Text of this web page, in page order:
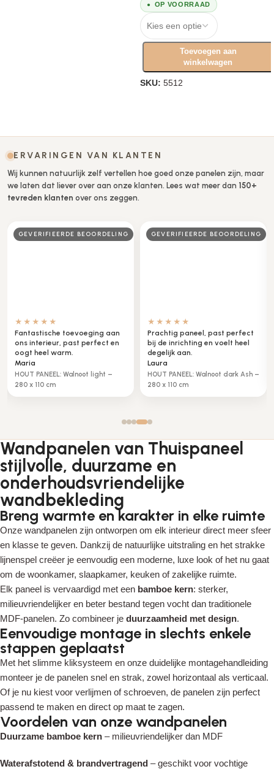
OP VOORRAAD
Toevoegen aan
winkelwagen
SKU: 5512
ERVARINGEN VAN KLANTEN
Wij kunnen natuurlijk zelf vertellen hoe goed onze panelen zijn, maar
we laten dat liever over aan onze klanten. Lees wat meer dan 150+
tevreden klanten over ons zeggen.
GEVERIFIEERDE BEOORDELING
★★★★☆
Zeer tevreden, mooie luxe
uitstraling in onze zaak.
Peter
METAAL PANEEL messing brons –
280 x 110cm
BEOORDELAAR
★★★★★
Het is net een echte spiegel,
werkt perfect in onze hal.
Klaas
Metaal spiegel glans – 280 x
110cm
Wandpanelen van Thuispaneel
stijlvolle, duurzame en
onderhoudsvriendelijke
wandbekleding
Breng warmte en karakter in elke ruimte
Onze wandpanelen zijn ontworpen om elk interieur direct meer sfeer
en klasse te geven. Dankzij de natuurlijke uitstraling en het strakke
lijnenspel creëer je eenvoudig een moderne, luxe look of het nu gaat
om de woonkamer, slaapkamer, keuken of zakelijke ruimte.
Elk paneel is vervaardigd met een bamboe kern: sterker,
milieuvriendelijker en beter bestand tegen vocht dan traditionele
MDF-panelen. Zo combineer je duurzaamheid met design.
Eenvoudige montage in slechts enkele
stappen geplaatst
Read More
Met het slimme kliksysteem en onze duidelijke montagehandleiding
monteer je de panelen snel en strak, zowel horizontaal als verticaal.
Of je nu kiest voor verlijmen of schroeven, de panelen zijn perfect
passend te maken en direct op maat te zagen.
Voordelen van onze wandpanelen
Duurzame bamboe kern – milieuvriendelijker dan MDF
Waterafstotend & brandvertragend – geschikt voor vochtige